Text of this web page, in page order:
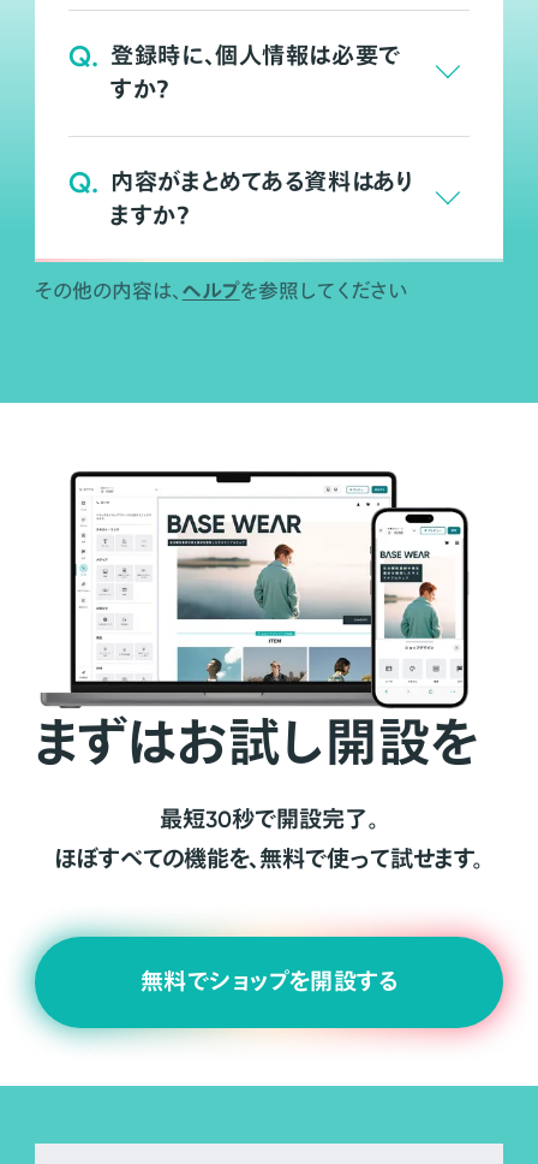
Q. 登録時に、個人情報は必要で
すか？
Q. 内容がまとめてある資料はあり
ますか？
その他の内容は、 ヘルプを参照してください
まずはお試し開設を
最短30秒で開設完了。
ほぼすべての機能を、無料で使って試せます。
無料でショップを開設する